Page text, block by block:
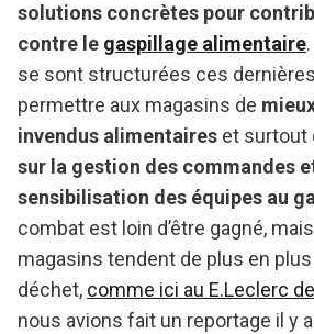
solutions concrètes pour
contre le gaspillage alimentaire
se sont structurées ces
permettre aux magasins de
invendus alimentaires et surtout
sur la gestion des commandes
sensibilisation des équipes au
combat est loin d’être gagné,
magasins tendent de plus en
déchet, comme ici au E.Leclerc
nous avions fait un reportage il y